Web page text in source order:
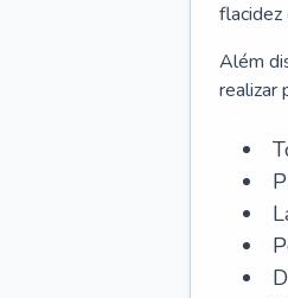
flacidez
Além
realizar